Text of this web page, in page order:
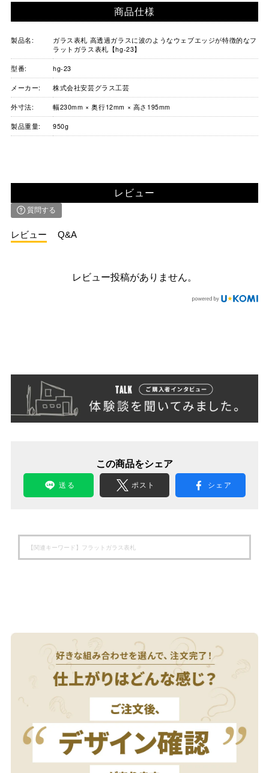
商品仕様
製品名:
ガラス表札 高透過ガラスに波のようなウェブエッジが特徴的なフ
ラットガラス表札【hg-23】
型番: hg-23
メーカー: 株式会社安芸グラス工芸
外寸法: 幅230mm × 奥行12mm × 高さ195mm
製品重量: 950g
レビュー
質問する
レビュー Q&A
レビュー投稿がありません。
この商品をシェア
送る ポスト シェア
【関連キーワード】 フラットガラス表札